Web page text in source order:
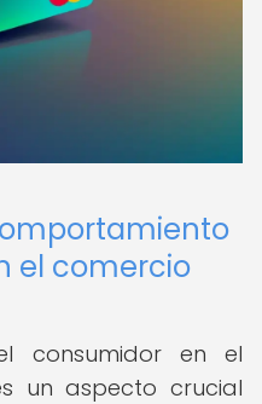
el comercio
consumidor en el
un aspecto crucial